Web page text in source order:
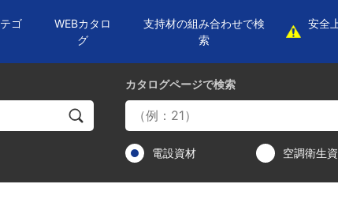
ゴ
WEBカタロ
グ
支持材の組み合わせで検
索
安全
カタログページで検索
電設資材 空調衛生